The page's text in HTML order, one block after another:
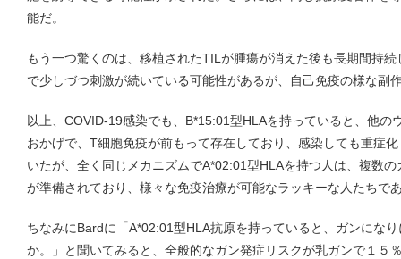
能だ。
もう一つ驚くのは、移植されたTILが腫瘍が消えた後も長期間持
で少しづつ刺激が続いている可能性があるが、自己免疫の様な副
以上、COVID-19感染でも、B*15:01型HLAを持っていると、他の
おかげで、T細胞免疫が前もって存在しており、感染しても重症
いたが、全く同じメカニズムでA*02:01型HLAを持つ人は、複数
が準備されており、様々な免疫治療が可能なラッキーな人たちで
ちなみにBardに「A*02:01型HLA抗原を持っていると、ガンにな
か。」と聞いてみると、全般的なガン発症リスクが乳ガンで１５